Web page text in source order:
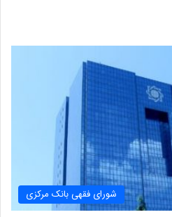
شورای فقهی بانک مرکزی